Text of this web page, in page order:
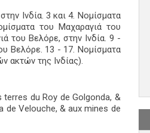
Ινδία. 3 και 4. Νομίσματα
του Μαχαραγιά του
του Βελόρε, στην Ινδία. 9 -
Βελόρε. 13 - 17. Νομίσματα
ακτών της Ινδίας).
du Roy de Golgonda, &
de Velouche, & aux mines de